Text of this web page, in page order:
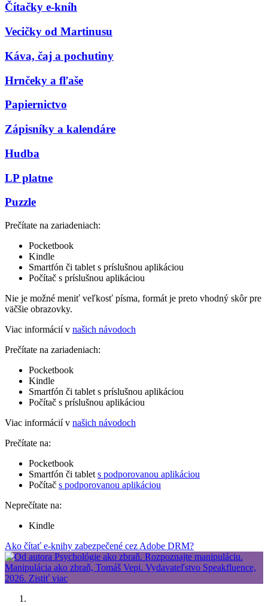
Čítačky e-kníh
Vecičky od Martinusu
Káva, čaj a pochutiny
Hrnčeky a fľaše
Papiernictvo
Zápisníky a kalendáre
Hudba
LP platne
Puzzle
Prečítate na zariadeniach:
Pocketbook
Kindle
Smartfón či tablet s príslušnou aplikáciou
Počítač s príslušnou aplikáciou
Nie je možné meniť veľkosť písma, formát je preto vhodný skôr pre
väčšie obrazovky.
Viac informácií v našich návodoch
Prečítate na zariadeniach:
Pocketbook
Kindle
Smartfón či tablet s príslušnou aplikáciou
Počítač s príslušnou aplikáciou
Viac informácií v našich návodoch
Prečítate na:
Pocketbook
Smartfón či tablet s podporovanou aplikáciou
Počítač s podporovanou aplikáciou
Neprečítate na:
Kindle
Ako čítať e-knihy zabezpečené cez Adobe DRM?